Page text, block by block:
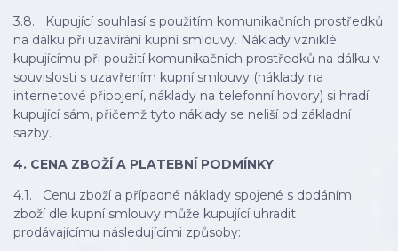
3.8. Kupující souhlasí s použitím komunikačních prostředků
na dálku při uzavírání kupní smlouvy. Náklady vzniklé
kupujícímu při použití komunikačních prostředků na dálku v
souvislosti s uzavřením kupní smlouvy (náklady na
internetové připojení, náklady na telefonní hovory) si hradí
kupující sám, přičemž tyto náklady se neliší od základní
sazby.
4. CENA ZBOŽÍ A PLATEBNÍ PODMÍNKY
4.1. Cenu zboží a případné náklady spojené s dodáním
zboží dle kupní smlouvy může kupující uhradit
prodávajícímu následujícími způsoby: